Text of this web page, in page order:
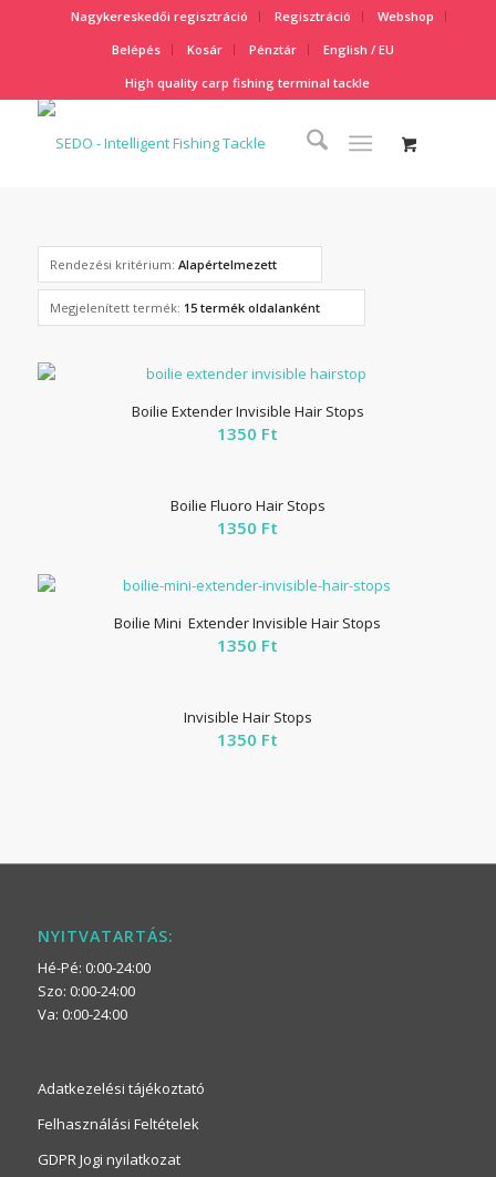
Nagykereskedői regisztráció Regisztráció
Webshop
Belépés
Kosár Pénztár
English / EU
High quality carp fishing terminal tackle
Rendezési kritérium: Alapértelmezett
Megjelenített termék: 15 termék oldalanként
Boilie Extender Invisible Hair Stops
1350 Ft
Boilie Fluoro Hair Stops
1350 Ft
Boilie Mini Extender Invisible Hair Stops
1350 Ft
Invisible Hair Stops
1350 Ft
NYITVATARTÁS:
Hé-Pé: 0:00-24:00
Szo: 0:00-24:00
Va: 0:00-24:00
Adatkezelési tájékoztató
Felhasználási Feltételek
GDPR Jogi nyilatkozat